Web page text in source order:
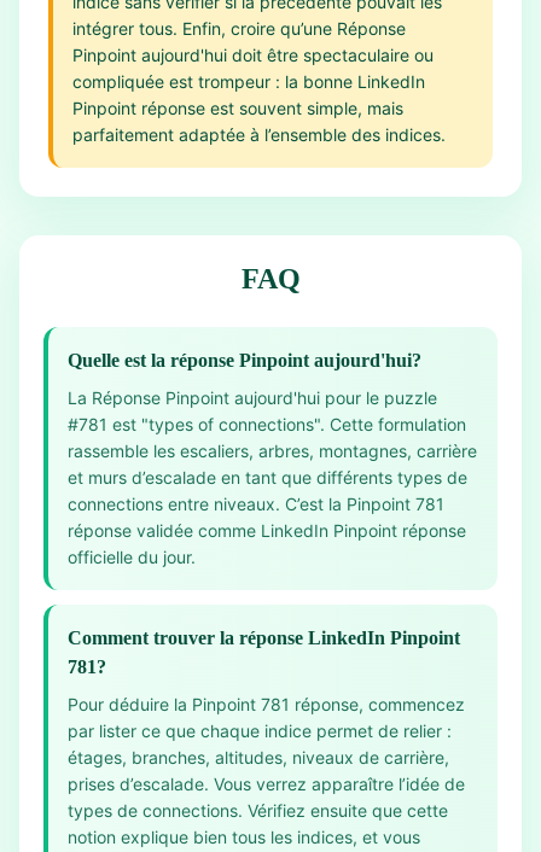
intégrer tous. Enfin, croire qu’une Réponse
Pinpoint aujourd'hui doit être spectaculaire ou
compliquée est trompeur : la bonne LinkedIn
Pinpoint réponse est souvent simple, mais
parfaitement adaptée à l’ensemble des indices.
FAQ
Quelle est la réponse Pinpoint aujourd'hui?
La Réponse Pinpoint aujourd'hui pour le puzzle
#781 est "types of connections". Cette formulation
rassemble les escaliers, arbres, montagnes, carrière
et murs d’escalade en tant que différents types de
connections entre niveaux. C’est la Pinpoint 781
réponse validée comme LinkedIn Pinpoint réponse
officielle du jour.
Comment trouver la réponse LinkedIn Pinpoint
781?
Pour déduire la Pinpoint 781 réponse, commencez
par lister ce que chaque indice permet de relier :
étages, branches, altitudes, niveaux de carrière,
prises d’escalade. Vous verrez apparaître l’idée de
types de connections. Vérifiez ensuite que cette
notion explique bien tous les indices, et vous